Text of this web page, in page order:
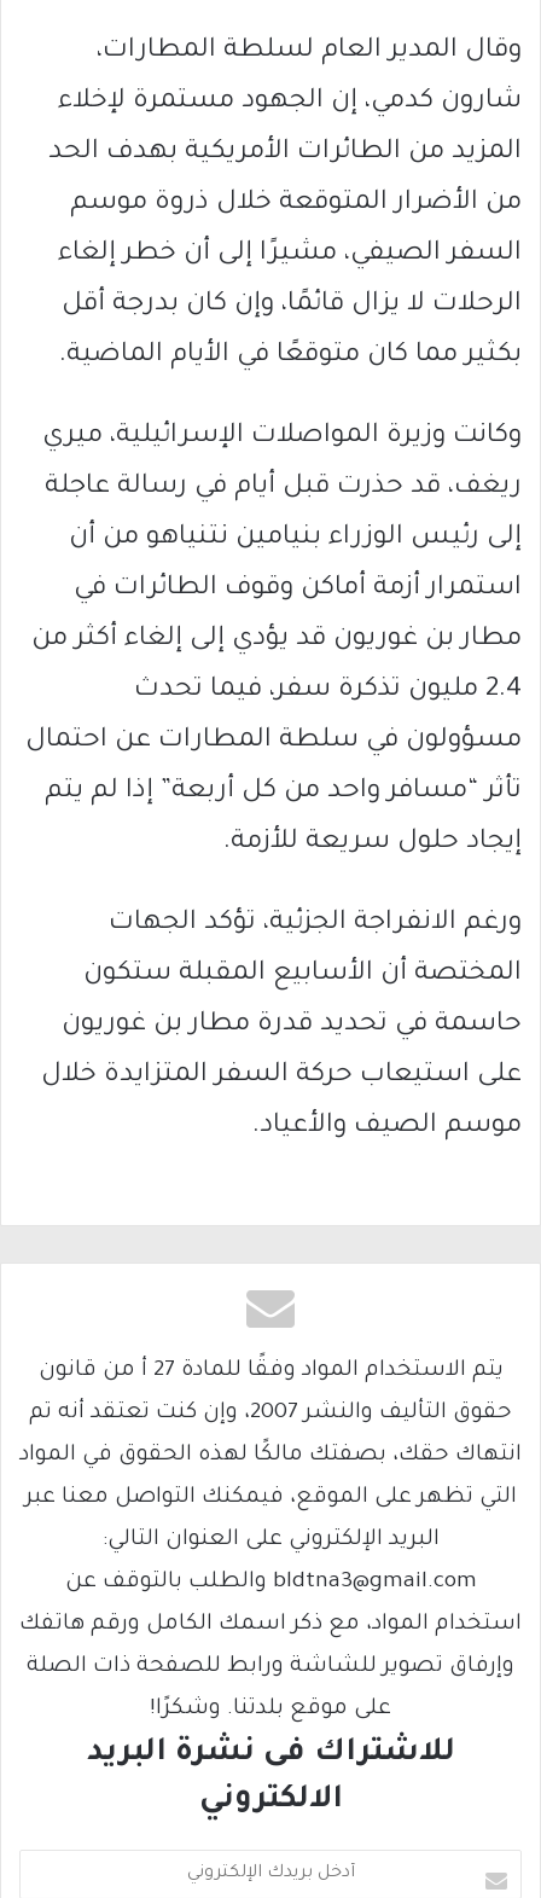
وقال المدير العام لسلطة المطارات،
شارون كدمي، إن الجهود مستمرة لإخلاء
المزيد من الطائرات الأمريكية بهدف الحد
من الأضرار المتوقعة خلال ذروة موسم
السفر الصيفي، مشيرًا إلى أن خطر إلغاء
الرحلات لا يزال قائمًا، وإن كان بدرجة أقل
بكثير مما كان متوقعًا في الأيام الماضية.
وكانت وزيرة المواصلات الإسرائيلية، ميري
ريغف، قد حذرت قبل أيام في رسالة عاجلة
إلى رئيس الوزراء بنيامين نتنياهو من أن
استمرار أزمة أماكن وقوف الطائرات في
مطار بن غوريون قد يؤدي إلى إلغاء أكثر من
2.4 مليون تذكرة سفر، فيما تحدث
مسؤولون في سلطة المطارات عن احتمال
تأثر “مسافر واحد من كل أربعة” إذا لم يتم
إيجاد حلول سريعة للأزمة.
ورغم الانفراجة الجزئية، تؤكد الجهات
المختصة أن الأسابيع المقبلة ستكون
حاسمة في تحديد قدرة مطار بن غوريون
على استيعاب حركة السفر المتزايدة خلال
موسم الصيف والأعياد.
يتم الاستخدام المواد وفقًا للمادة 27 أ من قانون
حقوق التأليف والنشر 2007، وإن كنت تعتقد أنه تم
انتهاك حقك، بصفتك مالكًا لهذه الحقوق في المواد
التي تظهر على الموقع، فيمكنك التواصل معنا عبر
البريد الإلكتروني على العنوان التالي:
bldtna3@gmail.com والطلب بالتوقف عن
استخدام المواد، مع ذكر اسمك الكامل ورقم هاتفك
وإرفاق تصوير للشاشة ورابط للصفحة ذات الصلة
على موقع بلدتنا. وشكرًا!
للاشتراك فى نشرة البريد
الالكتروني